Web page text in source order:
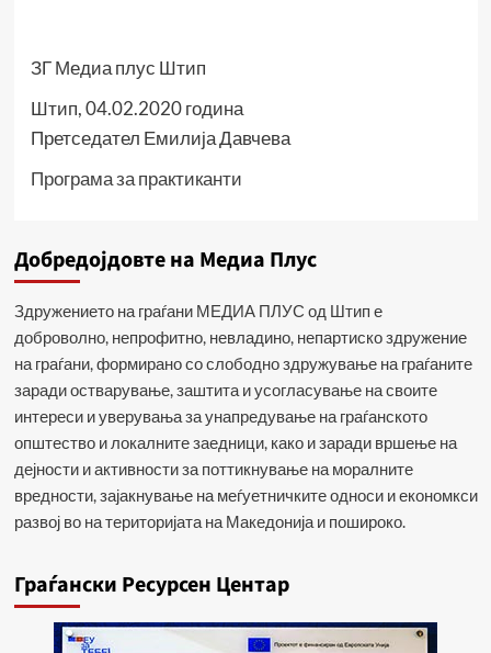
ЗГ Медиа плус Штип
Штип, 04.02.2020 година
Претседател Емилија Давчева
Програма за практиканти
Добредојдовте на Медиа Плус
Здружението на граѓани МЕДИА ПЛУС од Штип е
доброволно, непрофитно, невладино, непартиско здружение
на граѓани, формирано со слободно здружување на граѓаните
заради остварување, заштита и усогласување на своите
интереси и уверувања за унапредување на граѓанското
општество и локалните заедници, како и заради вршење на
дејности и активности за поттикнување на моралните
вредности, зајакнување на меѓуетничките односи и економкси
развој во на територијата на Македонија и пошироко.
Граѓански Ресурсен Центар